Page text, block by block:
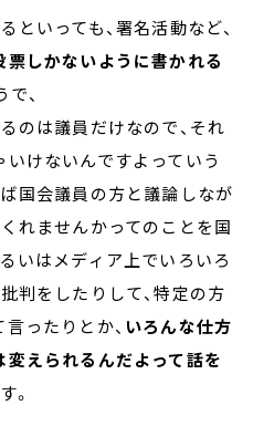
といっても、署名活動など、
しかないように書かれる
で、
のは議員だけなので、それ
けないんですよっていう
国会議員の方と議論しなが
れませんかってのことを国
いはメディア上でいろいろ
判をしたりして、特定の方
ったりとか、 いろんな仕方
えられるんだよって話を
。